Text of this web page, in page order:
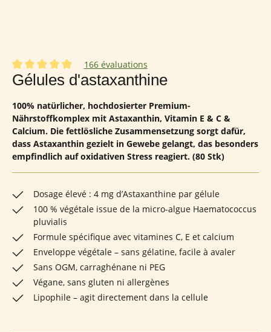
Note moyenne de 4.93 sur 5 étoiles
166 évaluations
Gélules d'astaxanthine
100% natürlicher, hochdosierter Premium-
Nährstoffkomplex mit Astaxanthin, Vitamin E & C &
Calcium. Die fettlösliche Zusammensetzung sorgt dafür,
dass Astaxanthin gezielt in Gewebe gelangt, das besonders
empfindlich auf oxidativen Stress reagiert. (80 Stk)
Dosage élevé : 4 mg d’Astaxanthine par gélule
100 % végétale issue de la micro-algue Haematococcus
pluvialis
Formule spécifique avec vitamines C, E et calcium
Enveloppe végétale – sans gélatine, facile à avaler
Sans OGM, carraghénane ni PEG
Végane, sans gluten ni allergènes
Lipophile – agit directement dans la cellule